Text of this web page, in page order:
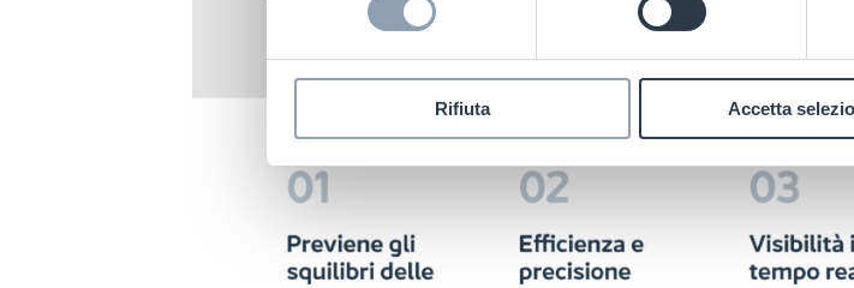
Rifiuta Accetta